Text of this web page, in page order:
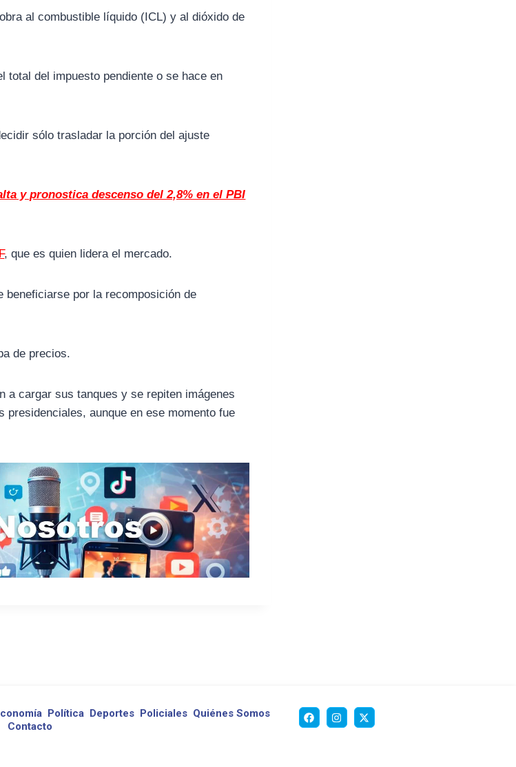
al combustible líquido (ICL) y al dióxido de
total del impuesto pendiente o se hace en
sólo trasladar la porción del ajuste
y pronostica descenso del 2,8% en el PBI
, que es quien lidera el mercado.
beneficiarse por la recomposición de
de precios.
a cargar sus tanques y se repiten imágenes
aunque en ese momento fue
Política Deportes Policiales Quiénes Somos
Contacto